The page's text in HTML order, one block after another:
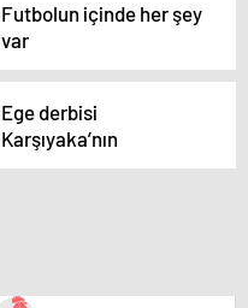
Futbolun içinde her şey
var
Ege derbisi
Karşıyaka’nın